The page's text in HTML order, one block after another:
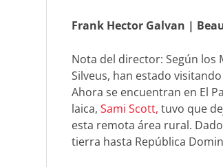
Frank Hector Galvan |
Nota del director: Según los
Silveus, han estado
Ahora se encuentran en El
laica, Sami Scott, tuvo que
esta remota área rural.
tierra hasta República